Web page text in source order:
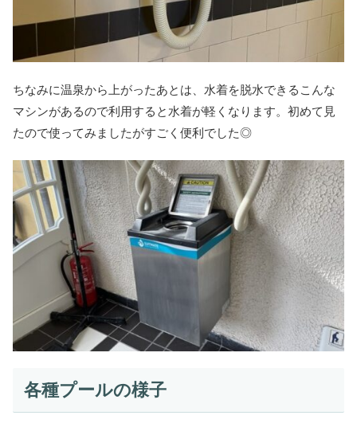
ちなみに温泉から上がったあとは、水着を脱水できるこんな
マシンがあるので利用すると水着が軽くなります。初めて見
たので使ってみましたがすごく便利でした◎
各種プールの様子